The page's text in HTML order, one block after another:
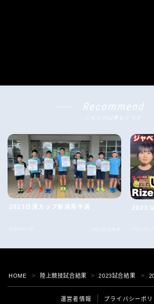
Follow Me
Recommend
こちらの記事もどうぞ
2023日清カップ新潟県予選 2023
HOME ＞ 陸上競技試合結果 ＞ 2023試合結果 ＞
運営者情報 プライバシーポリ